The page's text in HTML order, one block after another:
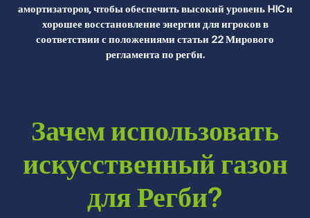
амортизаторов, чтобы обеспечить высокий уровень HIC и
хорошее восстановление энергии для игроков в
соответствии с положениями статьи 22 Мирового
регламента по регби.
Зачем использовать
искусственный газон
для Регби?